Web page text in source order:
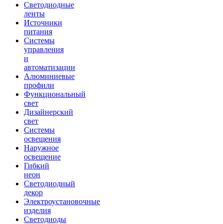
Светодиодные
ленты
Источники
питания
Системы
управления
и
автоматизации
Алюминиевые
профили
Функциональный
свет
Дизайнерский
свет
Системы
освещения
Наружное
освещение
Гибкий
неон
Светодиодный
декор
Электроустановочные
изделия
Светодиоды